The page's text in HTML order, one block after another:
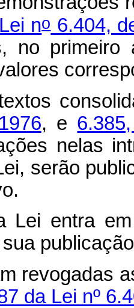
no6.404,
no
, e
nelas
serão
entra em
revogadas
da Lei nº